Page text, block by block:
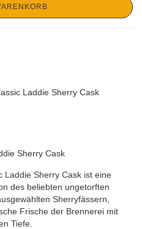
Sherry Cask
Laddie Sherry Cask ist eine
des beliebten ungetorften
Sherryfässern,
Frische der Brennerei mit
Tiefe.